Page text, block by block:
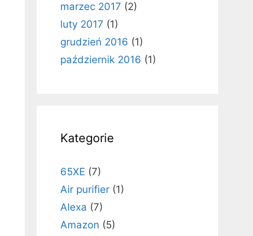
marzec 2017 (2)
luty 2017 (1)
grudzień 2016 (1)
październik 2016 (1)
Kategorie
65XE (7)
Air purifier (1)
Alexa (7)
Amazon (5)